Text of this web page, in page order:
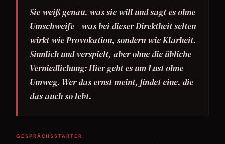
Sie weiß genau, was sie will und sagt es ohne
Umschweife - was bei dieser Direktheit selten
wirkt wie Provokation, sondern wie Klarheit.
Sinnlich und verspielt, aber ohne die übliche
Verniedlichung: Hier geht es um Lust ohne
Umweg. Wer das ernst meint, findet eine, die
das auch so lebt.
GESPRÄCHSSTARTER